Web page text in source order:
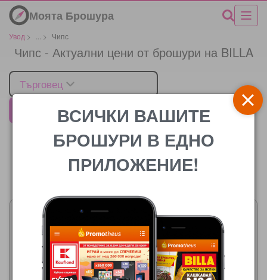
Моята Брошура
Увод > > Чипс
Чипс - Актуални цени от брошури на BILLA
Търговец
ВСИЧКИ ВАШИТЕ
БРОШУРИ В ЕДНО
ПРИЛОЖЕНИЕ!